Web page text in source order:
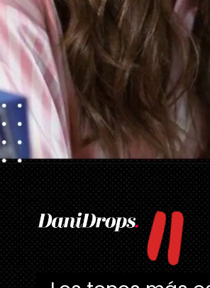
Abriendo... https://danidrops.com.br/